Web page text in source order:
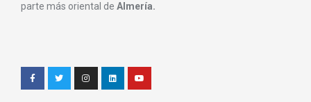
parte más oriental de Almería.